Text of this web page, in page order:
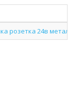
розетка 24в металл